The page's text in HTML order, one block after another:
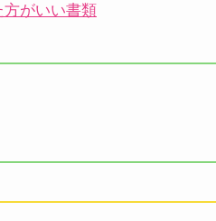
方がいい書類